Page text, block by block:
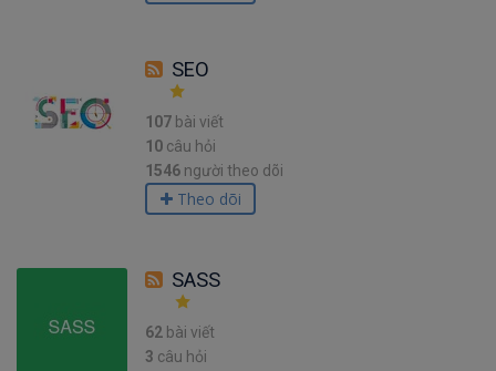
SEO
107 bài viết
10 câu hỏi
1546 người theo dõi
Theo dõi
SASS
62 bài viết
3 câu hỏi